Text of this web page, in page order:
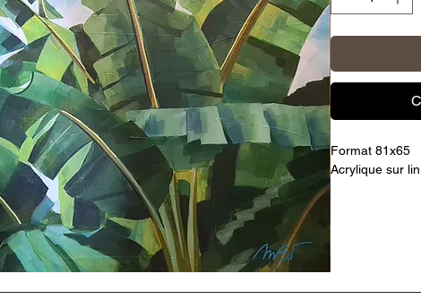
Format 81x65
Acrylique sur